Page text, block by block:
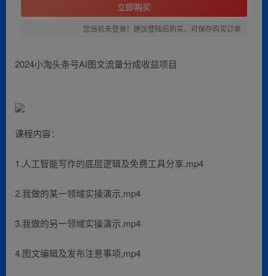
立即购买
您当前未登录！建议登陆后购买，可保存购买订单
2024小淘头条号AI图文流量分成收益项目
课程内容：
1.人工智能写作的底层逻辑及免费工具分享.mp4
2.我做的某一领域实操演示,mp4
3.我做的另一领域实操演示.mp4
4.图文编辑及发布注意事项,mp4